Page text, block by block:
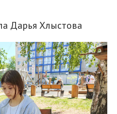
Дарья Хлыстова